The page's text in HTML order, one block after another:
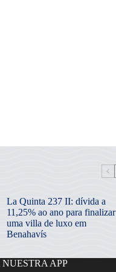
La Quinta 237 II: dívida a
11,25% ao ano para finalizar
uma villa de luxo em
Benahavís
APP